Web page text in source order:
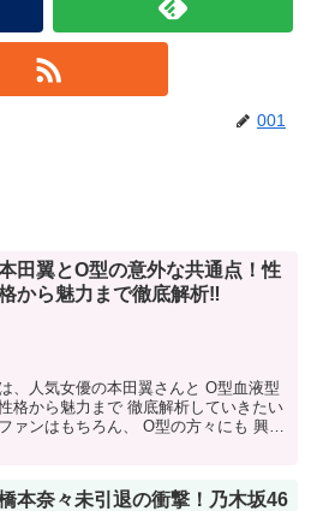
001
田翼とO型の意外な共通点！性
から魅力まで徹底解析‼
、人気女優の本田翼さんと O型血液型
格から魅力まで 徹底解析していきたい
ァンはもちろん、 O型の方々にも 興味
本奈々未引退の衝撃！乃木坂46